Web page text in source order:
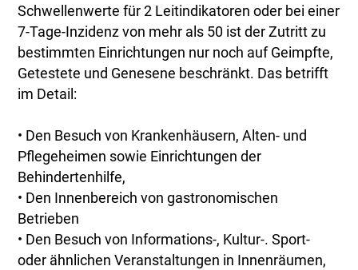
Schwellenwerte für 2 Leitindikatoren oder bei einer
7-Tage-Inzidenz von mehr als 50 ist der Zutritt zu
bestimmten Einrichtungen nur noch auf Geimpfte,
Getestete und Genesene beschränkt. Das betrifft
im Detail:
• Den Besuch von Krankenhäusern, Alten- und
Pflegeheimen sowie Einrichtungen der
Behindertenhilfe,
• Den Innenbereich von gastronomischen
Betrieben
• Den Besuch von Informations-, Kultur-. Sport-
oder ähnlichen Veranstaltungen in Innenräumen,